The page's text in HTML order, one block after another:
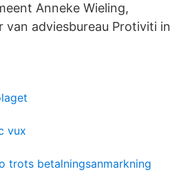
Anneke Wieling,
van adviesbureau Protiviti in
vux
trots betalningsanmarkning